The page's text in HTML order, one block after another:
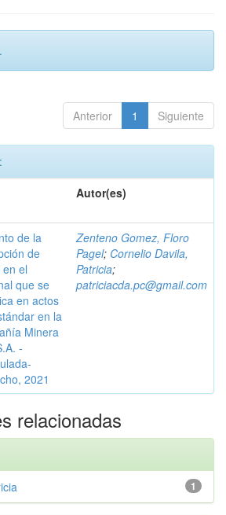
Anterior 1 Siguiente
Autor(es)
de la
de
en el
que se
en actos
en la
Minera
-
2021
Zenteno Gomez, Floro
Pagel; Cornelio Davila,
Patricia;
patriciacda.pc@gmail.com
relacionadas
1